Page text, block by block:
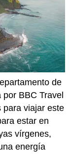
de
BBC Travel
para viajar este
estar en
vírgenes,
energía